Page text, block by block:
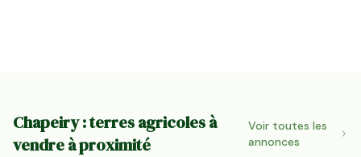
Chapeiry : terres agricoles à
vendre à proximité
Voir toutes les
annonces